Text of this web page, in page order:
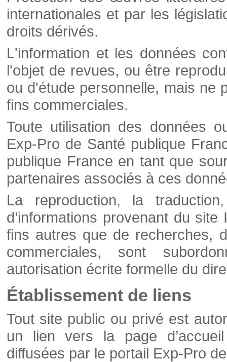
internationales et par les
droits dérivés.
L'information et les données
l'objet de revues, ou être
ou d'étude personnelle, mais ne
fins commerciales.
Toute utilisation des données
Exp-Pro de Santé publique
publique France en tant que
partenaires associés à ces
La reproduction, la
d’informations provenant du
fins autres que de recherches,
commerciales, sont
autorisation écrite formelle du
Établissement de liens
Tout site public ou privé est
un lien vers la page
diffusées par le portail Exp-Pro